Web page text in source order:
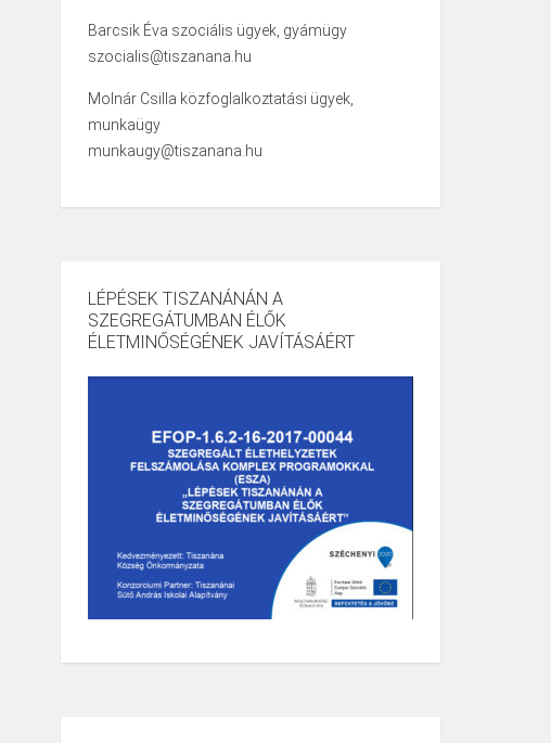
Barcsik Éva szociális ügyek, gyámügy
szocialis@tiszanana.hu
Molnár Csilla közfoglalkoztatási ügyek,
munkaügy
munkaugy@tiszanana.hu
LÉPÉSEK TISZANÁNÁN A
SZEGREGÁTUMBAN ÉLŐK
ÉLETMINŐSÉGÉNEK JAVÍTÁSÁÉRT